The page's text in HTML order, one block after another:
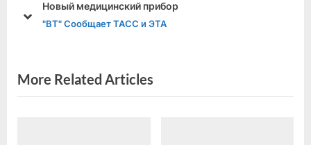
s
t
s
В Мальдивской республике
"ВТ" За рубежом
prev
next
More Related Articles